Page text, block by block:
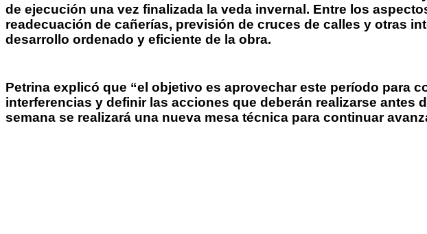
de ejecución una vez finalizada la veda invernal. Entre los
readecuación de cañerías, previsión de cruces de calles y otras
desarrollo ordenado y eficiente de la obra.
Petrina explicó que “el objetivo es aprovechar este período para
interferencias y definir las acciones que deberán realizarse
semana se realizará una nueva mesa técnica para continuar